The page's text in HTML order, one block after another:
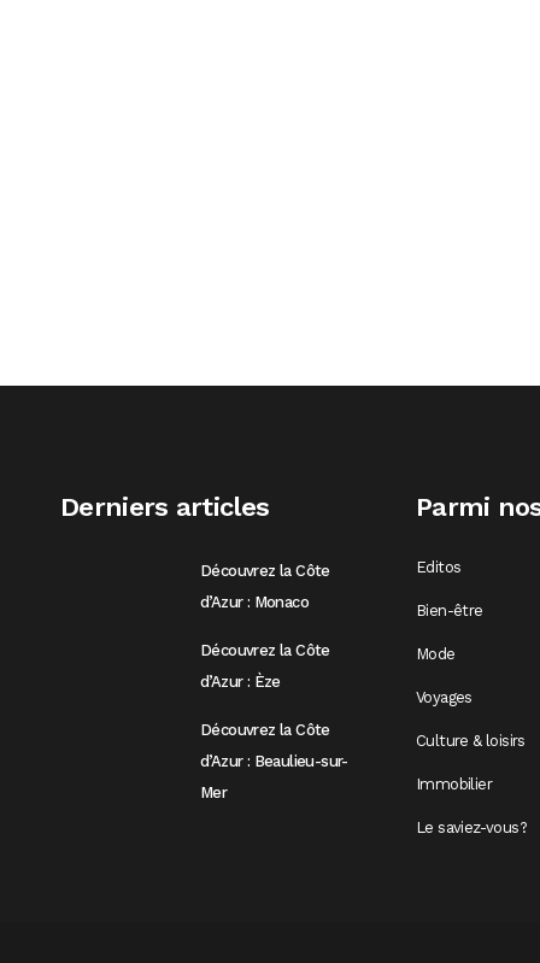
Derniers articles
Découvrez la Côte
d’Azur : Monaco
Découvrez la Côte
d’Azur : Èze
Découvrez la Côte
d’Azur : Beaulieu-sur-
Mer
Parmi
Editos
Bien-être
Mode
Voyages
Culture & loisirs
Immobilier
Le saviez-vous?